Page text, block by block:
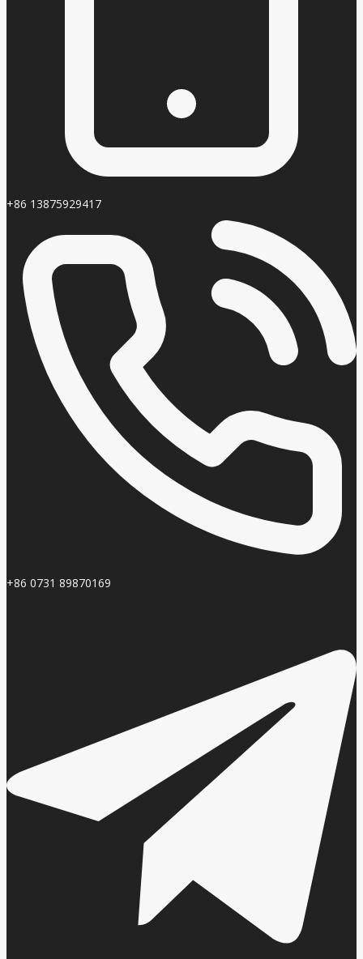
+86 13875929417
+86 0731 89870169